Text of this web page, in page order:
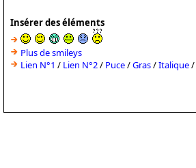
Insérer des éléments
Plus de smileys
Lien N°1 / Lien N°2/ Puce/Gras/Italique/